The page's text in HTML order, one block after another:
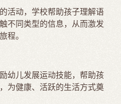
活动，学校帮助孩子理解语
不同类型的信息，从而激发
程。
幼儿发展运动技能，帮助孩
为健康、活跃的生活方式奠